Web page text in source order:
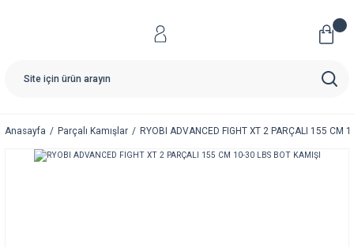
Anasayfa Parçalı Kamışlar RYOBI ADVANCED FIGHT XT 2 PARÇALI 155 CM